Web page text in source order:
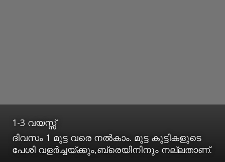
1-3 വയസ്സ്
ദിവസം 1 മുട്ട വരെ നൽകാം. മുട്ട കുട്ടികളുടെ
പേശി വളർച്ചയ്ക്കും,ബ്രെയിനിനും നല്ലതാണ്.